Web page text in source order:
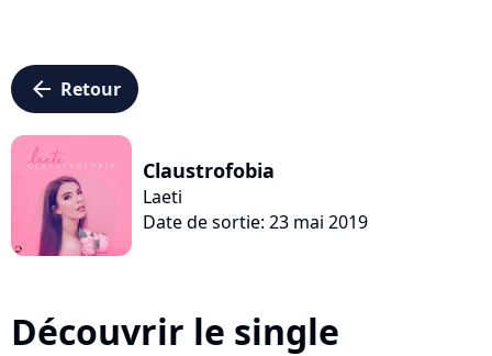
arrow_left Retour
Claustrofobia
Laeti
Date de sortie: 23 mai 2019
Découvrir le single